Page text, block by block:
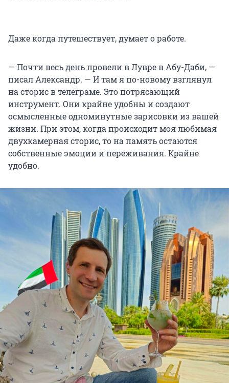
Даже когда путешествует, думает о работе.
— Почти весь день провели в Лувре в Абу-Даби, —
писал Александр. — И там я по-новому взглянул
на сторис в телеграме. Это потрясающий
инструмент. Они крайне удобны и создают
осмысленные одноминутные зарисовки из вашей
жизни. При этом, когда происходит моя любимая
двухкамерная сторис, то на память остаются
собственные эмоции и переживания. Крайне
удобно.